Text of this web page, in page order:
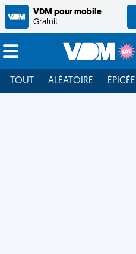
VDM pour mobile
Gratuit
TOUT ALÉATOIRE ÉPICÉE